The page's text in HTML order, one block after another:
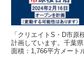
「クリエイトS・D市
計画しています。千葉
面積：1,766平方メート